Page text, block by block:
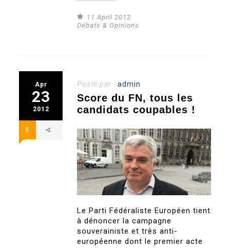
11 April 2012
Débats & Opinions
Apr
23
2012
6
Posté par :admin
Score du FN, tous les
candidats coupables !
Le Parti Fédéraliste Européen tient
à dénoncer la campagne
souverainiste et très anti-
européenne dont le premier acte